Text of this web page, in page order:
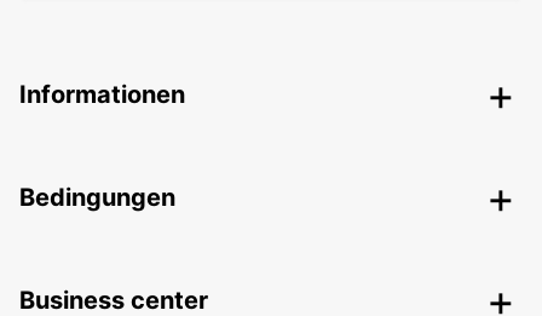
Informationen
Bedingungen
Business center